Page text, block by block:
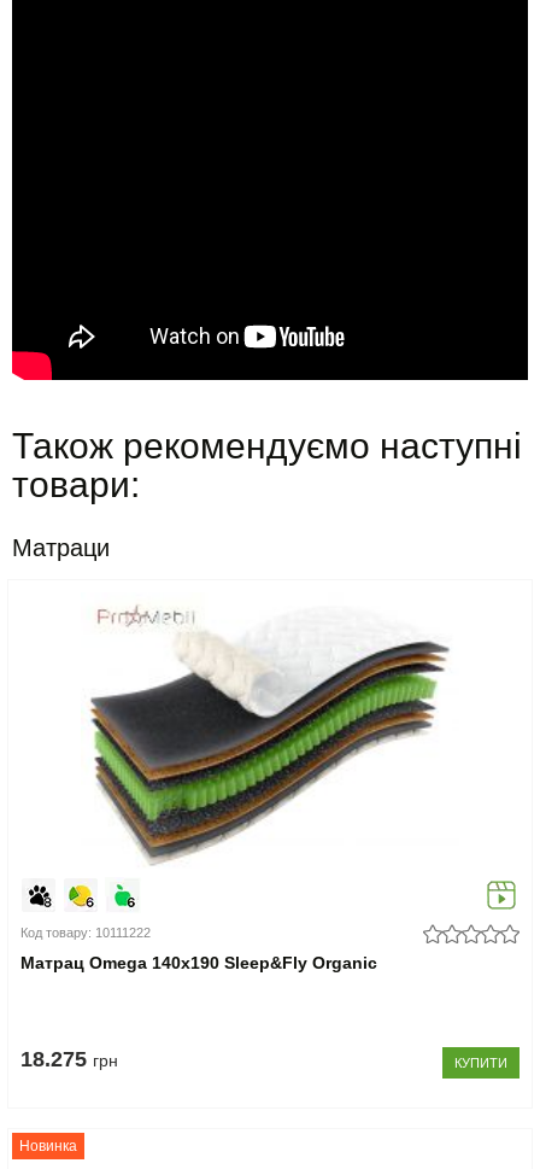
Також рекомендуємо наступні
товари:
Матраци
Код товару: 10111222
Матрац Omega 140x190 Sleep&Fly Organic
18.275 грн КУПИТИ
Новинка